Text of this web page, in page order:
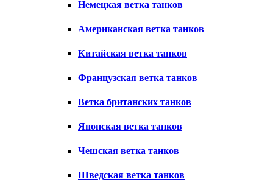
Немецкая ветка танков
Американская ветка танков
Китайская ветка танков
Французская ветка танков
Ветка британских танков
Японская ветка танков
Чешская ветка танков
Шведская ветка танков